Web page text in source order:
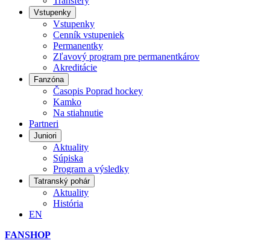
Vstupenky
Vstupenky
Cenník vstupeniek
Permanentky
Zľavový program pre permanentkárov
Akreditácie
Fanzóna
Časopis Poprad hockey
Kamko
Na stiahnutie
Partneri
Juniori
Aktuality
Súpiska
Program a výsledky
Tatranský pohár
Aktuality
História
EN
FANSHOP